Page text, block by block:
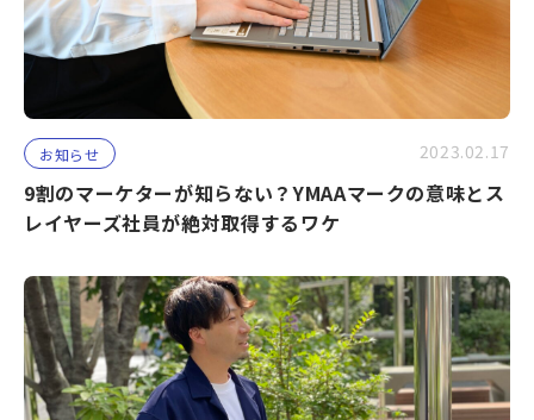
お知らせ 2023.02.17
9割のマーケターが知らない？YMAAマークの意味とス
レイヤーズ社員が絶対取得するワケ